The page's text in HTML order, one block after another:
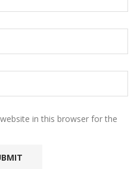
in this browser for the